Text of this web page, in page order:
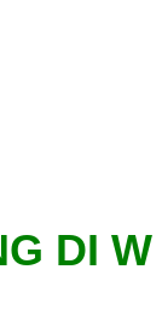
DI